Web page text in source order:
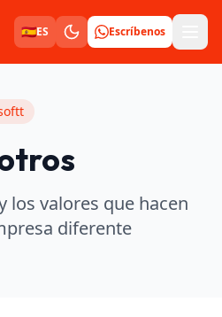
🇪🇸ES Escríbenos
los valores que hacen
diferente